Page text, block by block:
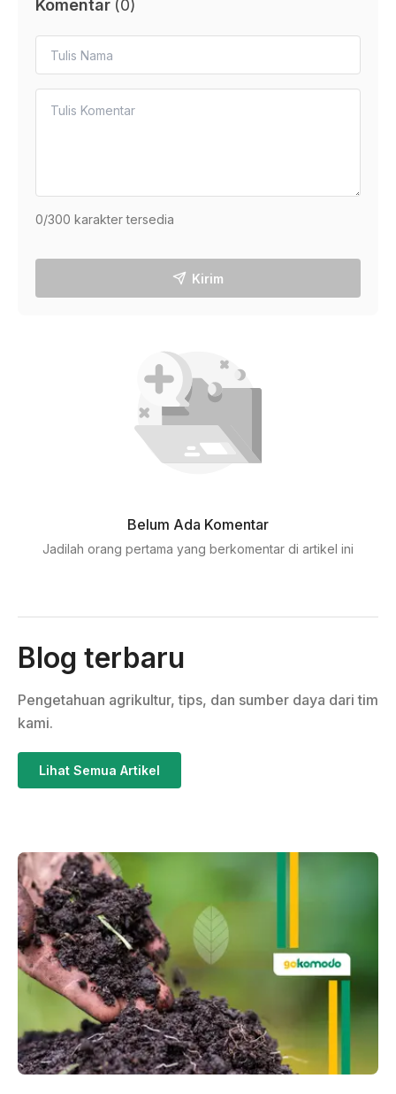
Komentar (0)
0/300 karakter tersedia
Kirim
Belum Ada Komentar
Jadilah orang pertama yang berkomentar di artikel ini
Blog terbaru
Pengetahuan agrikultur, tips, dan sumber daya dari tim
kami.
Lihat Semua Artikel